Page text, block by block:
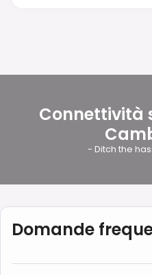
Connettività
- Ditch the
Domande